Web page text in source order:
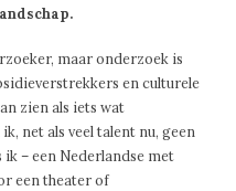
maar onderzoek is
en culturele
zien als iets wat
net als veel talent nu, geen
– een Nederlandse met
een theater of